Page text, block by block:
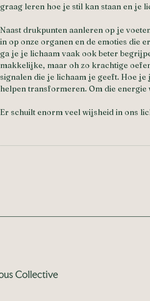
graag leren hoe je stil kan staan en je
Naast drukpunten aanleren op je
in op onze organen en de emoties die
ga je je lichaam vaak ook beter
makkelijke, maar oh zo krachtige
signalen die je lichaam je geeft. Hoe
helpen transformeren. Om die
Er schuilt enorm veel wijsheid in ons